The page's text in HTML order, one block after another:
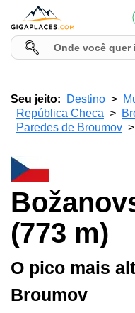
Seu jeito: Destino
República Checa
Paredes de Broumov
(773 m)
O pico mais
Broumov